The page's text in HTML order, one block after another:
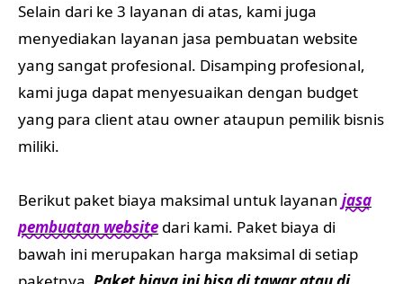
Selain dari ke 3 layanan di atas, kami juga
menyediakan layanan jasa pembuatan website
yang sangat profesional. Disamping profesional,
kami juga dapat menyesuaikan dengan budget
yang para client atau owner ataupun pemilik bisnis
miliki.
Berikut paket biaya maksimal untuk layanan jasa
pembuatan website dari kami. Paket biaya di
bawah ini merupakan harga maksimal di setiap